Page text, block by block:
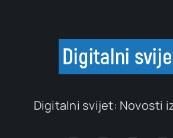
Digitalni svijet: Novosti